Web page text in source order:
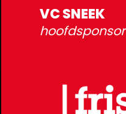
VC SNEEK
hoofdsponsor